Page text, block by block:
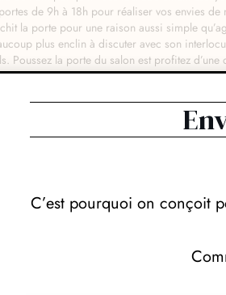
de 9h à 18h pour réaliser vos envies de
la porte pour une raison aussi simple
plus enclin à discuter avec son
Poussez la porte du salon est profitez d’une
met immédiatement à l’aise. Profitez du
toute son expertise pour vous garantir un
sublimée par les produits coiffants,
uniquement des meilleures produits afin
plus rapidement au quotidien, alors
C’est pourquoi on conçoit